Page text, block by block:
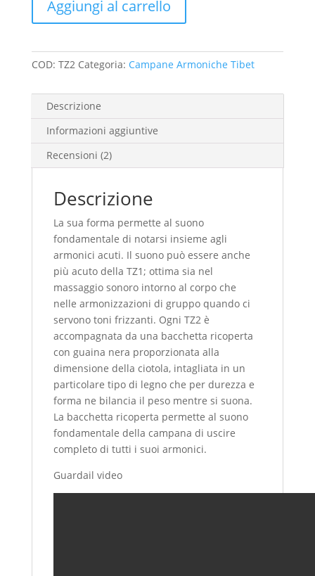
quantità
Aggiungi al carrello
COD: TZ2 Categoria: Campane Armoniche Tibet
Descrizione
Informazioni aggiuntive
Recensioni (2)
Descrizione
La sua forma permette al suono
fondamentale di notarsi insieme agli
armonici acuti. Il suono può essere anche
più acuto della TZ1; ottima sia nel
massaggio sonoro intorno al corpo che
nelle armonizzazioni di gruppo quando ci
servono toni frizzanti. Ogni TZ2 è
accompagnata da una bacchetta ricoperta
con guaina nera proporzionata alla
dimensione della ciotola, intagliata in un
particolare tipo di legno che per durezza e
forma ne bilancia il peso mentre si suona.
La bacchetta ricoperta permette al suono
fondamentale della campana di uscire
completo di tutti i suoi armonici.
Guardail video